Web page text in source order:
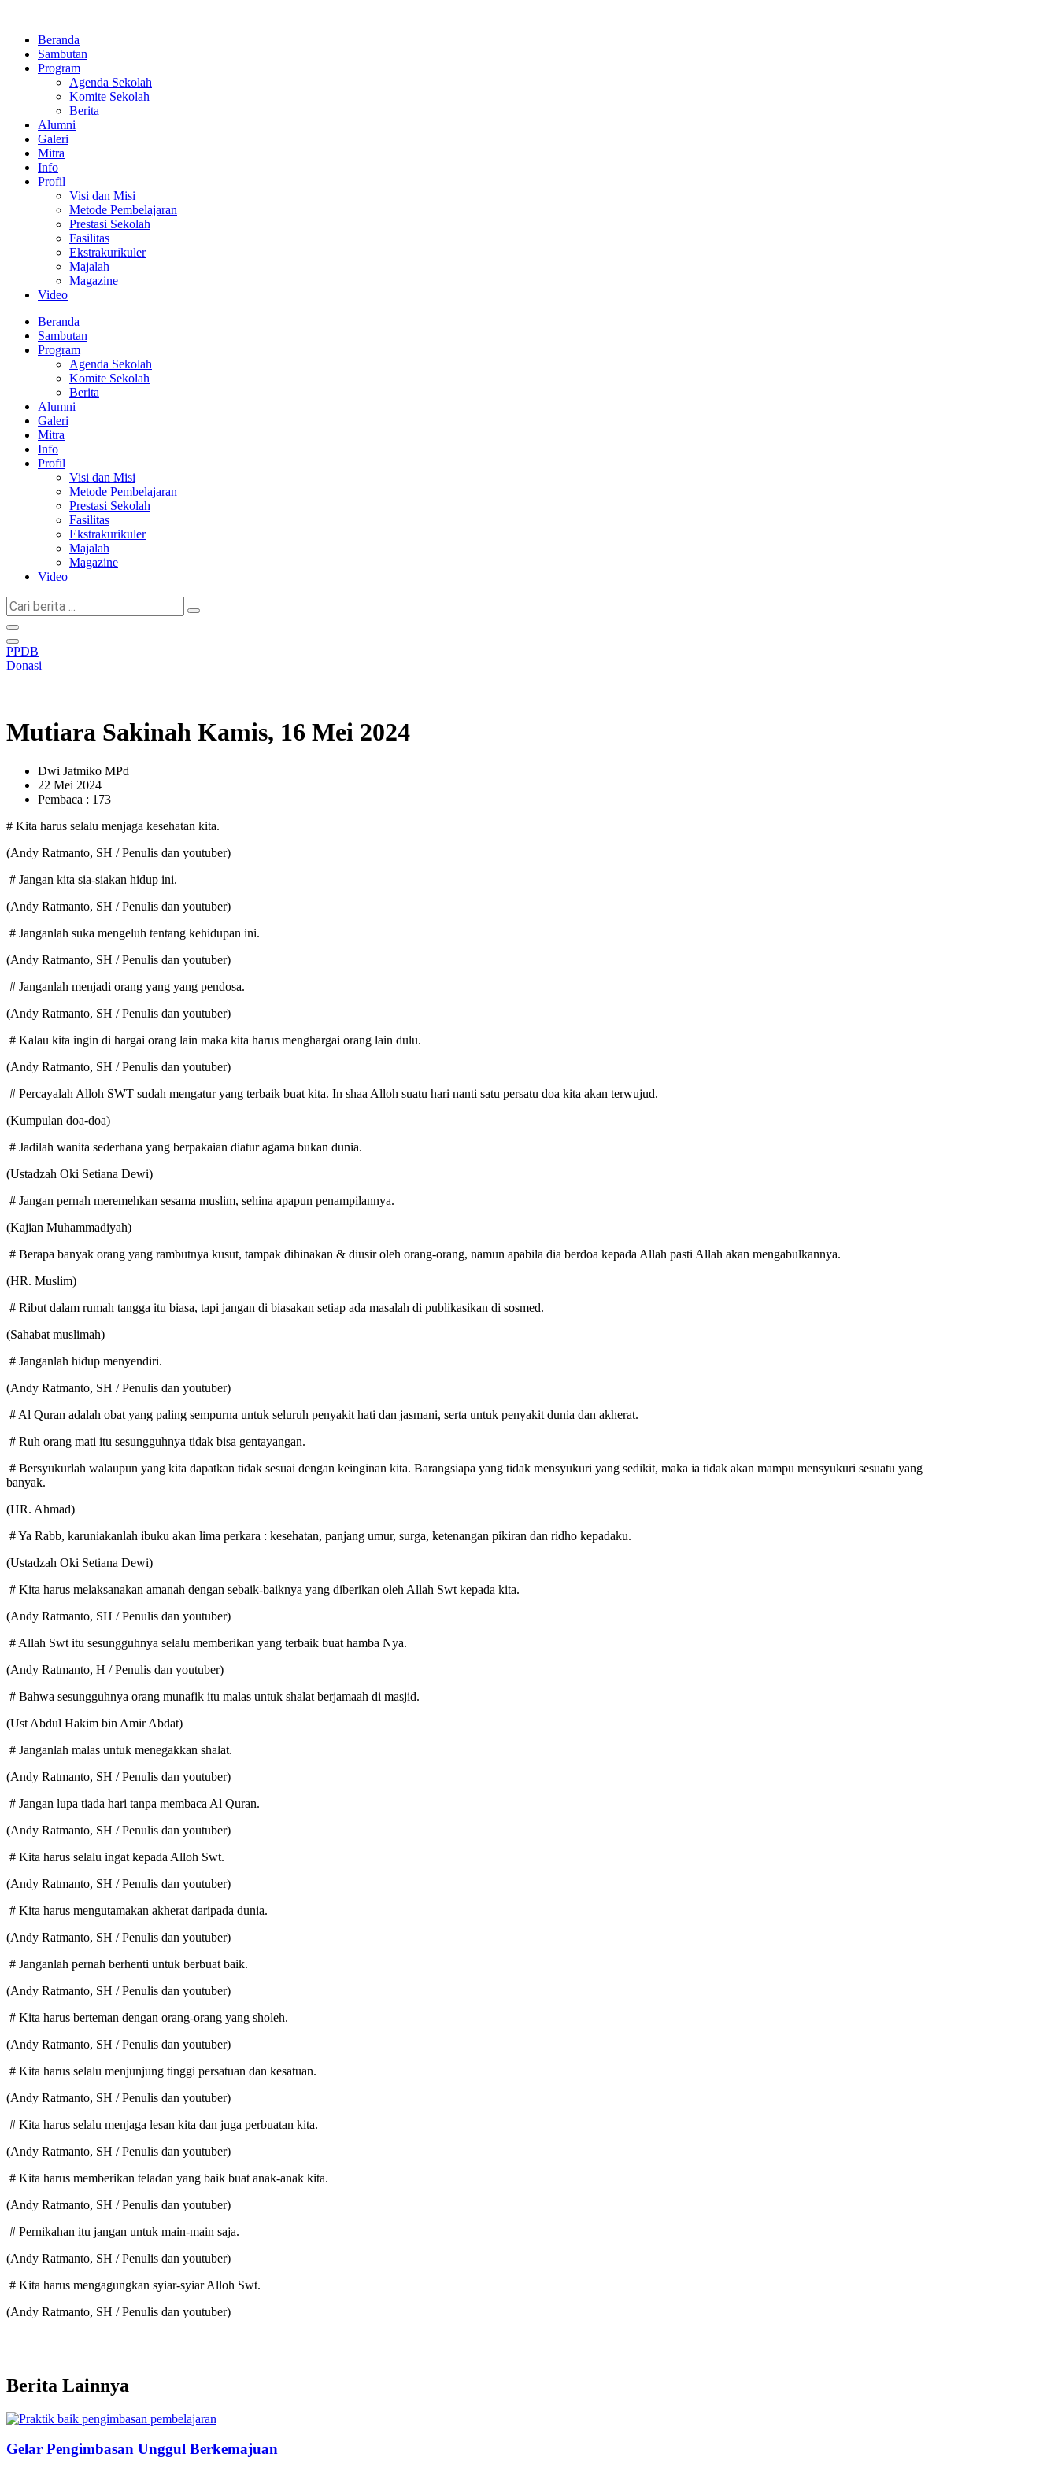
kontenBeranda
Sambutan
Program
Agenda Sekolah
Komite Sekolah
Berita
Alumni
Galeri
Mitra
Info
Profil
Visi dan Misi
Metode Pembelajaran
Prestasi Sekolah
Fasilitas
Ekstrakurikuler
Majalah
Magazine
Video
Beranda
Sambutan
Program
Agenda Sekolah
Komite Sekolah
Berita
Alumni
Galeri
Mitra
Info
Profil
Visi dan Misi
Metode Pembelajaran
Prestasi Sekolah
Fasilitas
Ekstrakurikuler
Majalah
Magazine
Video
Cari
berita
...
PPDB
Donasi
Mutiara Sakinah Kamis, 16 Mei 2024
Dwi Jatmiko MPd
22 Mei 2024
Pembaca : 173
# Kita harus selalu menjaga kesehatan kita.
(Andy Ratmanto, SH / Penulis dan youtuber)
# Jangan kita sia-siakan hidup ini.
(Andy Ratmanto, SH / Penulis dan youtuber)
# Janganlah suka mengeluh tentang kehidupan ini.
(Andy Ratmanto, SH / Penulis dan youtuber)
# Janganlah menjadi orang yang yang pendosa.
(Andy Ratmanto, SH / Penulis dan youtuber)
# Kalau kita ingin di hargai orang lain maka kita harus menghargai orang lain dulu.
(Andy Ratmanto, SH / Penulis dan youtuber)
# Percayalah Alloh SWT sudah mengatur yang terbaik buat kita. In shaa Alloh suatu hari nanti satu persatu doa kita akan terwujud.
(Kumpulan doa-doa)
# Jadilah wanita sederhana yang berpakaian diatur agama bukan dunia.
(Ustadzah Oki Setiana Dewi)
# Jangan pernah meremehkan sesama muslim, sehina apapun penampilannya.
(Kajian Muhammadiyah)
# Berapa banyak orang yang rambutnya kusut, tampak dihinakan & diusir oleh orang-orang, namun apabila dia berdoa kepada Allah pasti Allah akan mengabulkannya.
(HR. Muslim)
# Ribut dalam rumah tangga itu biasa, tapi jangan di biasakan setiap ada masalah di publikasikan di sosmed.
(Sahabat muslimah)
# Janganlah hidup menyendiri.
(Andy Ratmanto, SH / Penulis dan youtuber)
# Al Quran adalah obat yang paling sempurna untuk seluruh penyakit hati dan jasmani, serta untuk penyakit dunia dan akherat.
# Ruh orang mati itu sesungguhnya tidak bisa gentayangan.
# Bersyukurlah walaupun yang kita dapatkan tidak sesuai dengan keinginan kita. Barangsiapa yang tidak mensyukuri yang sedikit, maka ia tidak akan mampu mensyukuri sesuatu yang
banyak.
(HR. Ahmad)
# Ya Rabb, karuniakanlah ibuku akan lima perkara : kesehatan, panjang umur, surga, ketenangan pikiran dan ridho kepadaku.
(Ustadzah Oki Setiana Dewi)
# Kita harus melaksanakan amanah dengan sebaik-baiknya yang diberikan oleh Allah Swt kepada kita.
(Andy Ratmanto, SH / Penulis dan youtuber)
# Allah Swt itu sesungguhnya selalu memberikan yang terbaik buat hamba Nya.
(Andy Ratmanto, H / Penulis dan youtuber)
# Bahwa sesungguhnya orang munafik itu malas untuk shalat berjamaah di masjid.
(Ust Abdul Hakim bin Amir Abdat)
# Janganlah malas untuk menegakkan shalat.
(Andy Ratmanto, SH / Penulis dan youtuber)
# Jangan lupa tiada hari tanpa membaca Al Quran.
(Andy Ratmanto, SH / Penulis dan youtuber)
# Kita harus selalu ingat kepada Alloh Swt.
(Andy Ratmanto, SH / Penulis dan youtuber)
# Kita harus mengutamakan akherat daripada dunia.
(Andy Ratmanto, SH / Penulis dan youtuber)
# Janganlah pernah berhenti untuk berbuat baik.
(Andy Ratmanto, SH / Penulis dan youtuber)
# Kita harus berteman dengan orang-orang yang sholeh.
(Andy Ratmanto, SH / Penulis dan youtuber)
# Kita harus selalu menjunjung tinggi persatuan dan kesatuan.
(Andy Ratmanto, SH / Penulis dan youtuber)
# Kita harus selalu menjaga lesan kita dan juga perbuatan kita.
(Andy Ratmanto, SH / Penulis dan youtuber)
# Kita harus memberikan teladan yang baik buat anak-anak kita.
(Andy Ratmanto, SH / Penulis dan youtuber)
# Pernikahan itu jangan untuk main-main saja.
(Andy Ratmanto, SH / Penulis dan youtuber)
# Kita harus mengagungkan syiar-syiar Alloh Swt.
(Andy Ratmanto, SH / Penulis dan youtuber)
Berita Lainnya
Gelar Pengimbasan Unggul Berkemajuan